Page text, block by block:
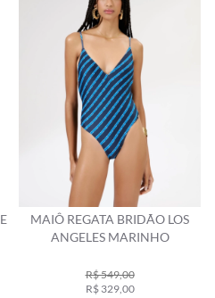
MAIÔ REGATA BRIDÃO LOS
ANGELES MARINHO
R$ 549,00
R$ 329,00
MAIÔ